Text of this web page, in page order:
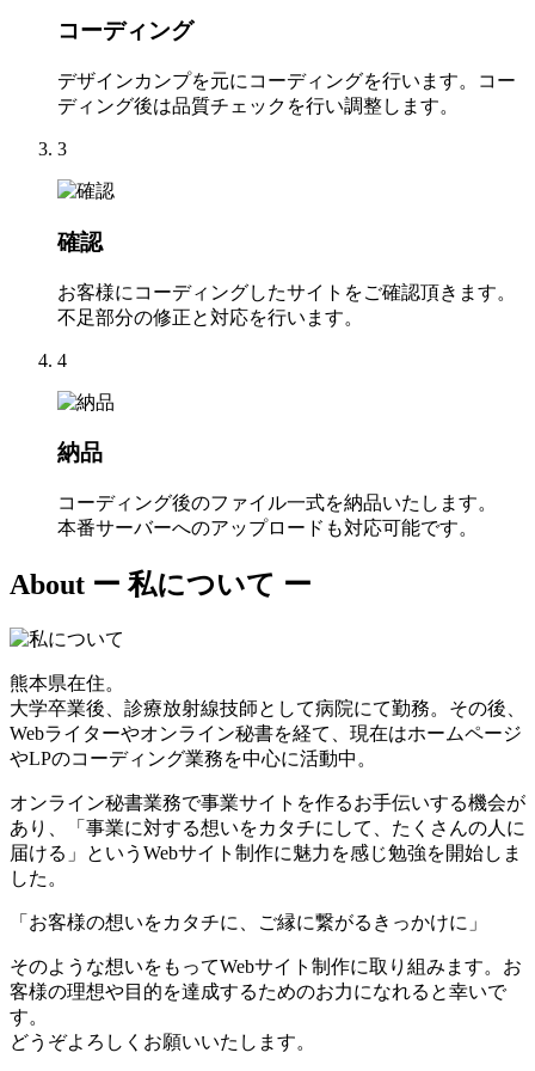
コーディング
デザインカンプを元にコーディングを行います。コー
ディング後は品質チェックを行い調整します。
3
確認
お客様にコーディングしたサイトをご確認頂きます。
不足部分の修正と対応を行います。
4
納品
コーディング後のファイル一式を納品いたします。
本番サーバーへのアップロードも対応可能です。
About ー 私について ー
熊本県在住。
大学卒業後、診療放射線技師として病院にて勤務。その後、
Webライターやオンライン秘書を経て、現在はホームページ
やLPのコーディング業務を中心に活動中。
オンライン秘書業務で事業サイトを作るお手伝いする機会が
あり、「事業に対する想いをカタチにして、たくさんの人に
届ける」というWebサイト制作に魅力を感じ勉強を開始しま
した。
「お客様の想いをカタチに、ご縁に繋がるきっかけに」
そのような想いをもってWebサイト制作に取り組みます。お
客様の理想や目的を達成するためのお力になれると幸いで
す。
どうぞよろしくお願いいたします。